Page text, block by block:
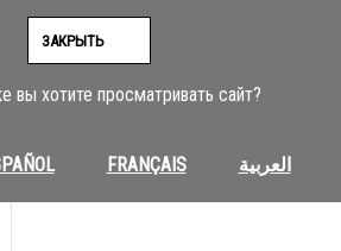
вы хотите просматривать сайт?
FRANÇAIS العربية
ЗАКРЫТЬ